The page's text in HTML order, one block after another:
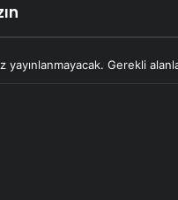
yayınlanmayacak. Gerekli